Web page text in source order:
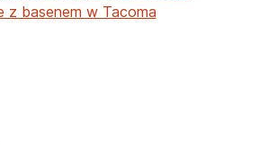
z basenem w Tacoma